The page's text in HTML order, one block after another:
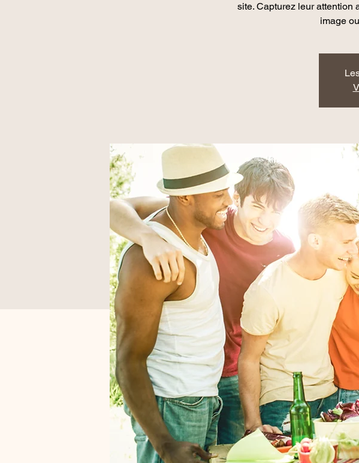
site. Capturez leur attention
image